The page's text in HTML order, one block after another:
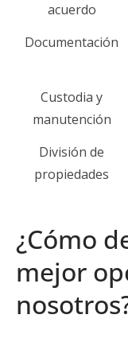
acuerdo
Documentación
Custodia y
manutención
División de
propiedades
¿Cómo
mejor